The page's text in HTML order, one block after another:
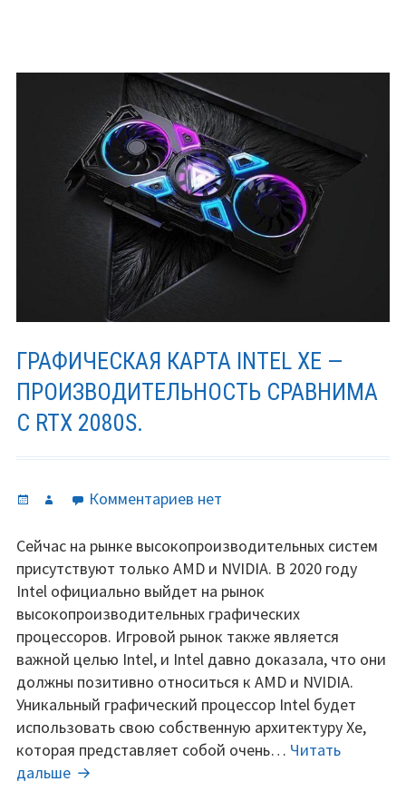
3-
ГРАФИЧЕСКАЯ КАРТА INTEL XE —
ПРОИЗВОДИТЕЛЬНОСТЬ СРАВНИМА
С RTX 2080S.
Опубликовано
Автор Комментариевк
Графическая
карта
Intel
Xe
—
производительность
сравнима
с
RTX
2080S.
нет
Сейчас на рынке высокопроизводительных систем
присутствуют только AMD и NVIDIA. В 2020 году
Intel официально выйдет на рынок
высокопроизводительных графических
процессоров. Игровой рынок также является
важной целью Intel, и Intel давно доказала, что они
должны позитивно относиться к AMD и NVIDIA.
Уникальный графический процессор Intel будет
использовать свою собственную архитектуру Xe,
которая представляет собой очень… Читать
дальше Графическая